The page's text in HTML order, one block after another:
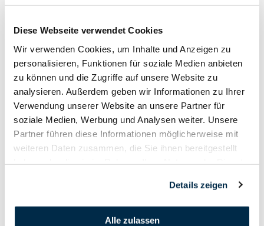
Diese Webseite verwendet Cookies
Wir verwenden Cookies, um Inhalte und Anzeigen zu
personalisieren, Funktionen für soziale Medien anbieten
zu können und die Zugriffe auf unsere Website zu
analysieren. Außerdem geben wir Informationen zu Ihrer
Verwendung unserer Website an unsere Partner für
soziale Medien, Werbung und Analysen weiter. Unsere
Partner führen diese Informationen möglicherweise mit
weiteren Daten zusammen, die Sie ihnen bereitgestellt
Details zeigen
Alle zulassen
2019